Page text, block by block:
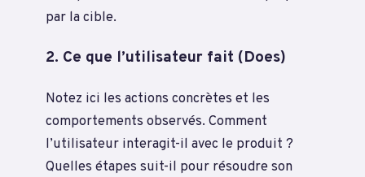
par la cible.
2. Ce que l’utilisateur fait (Does)
Notez ici les actions concrètes et les
comportements observés. Comment
l’utilisateur interagit-il avec le produit ?
Quelles étapes suit-il pour résoudre son